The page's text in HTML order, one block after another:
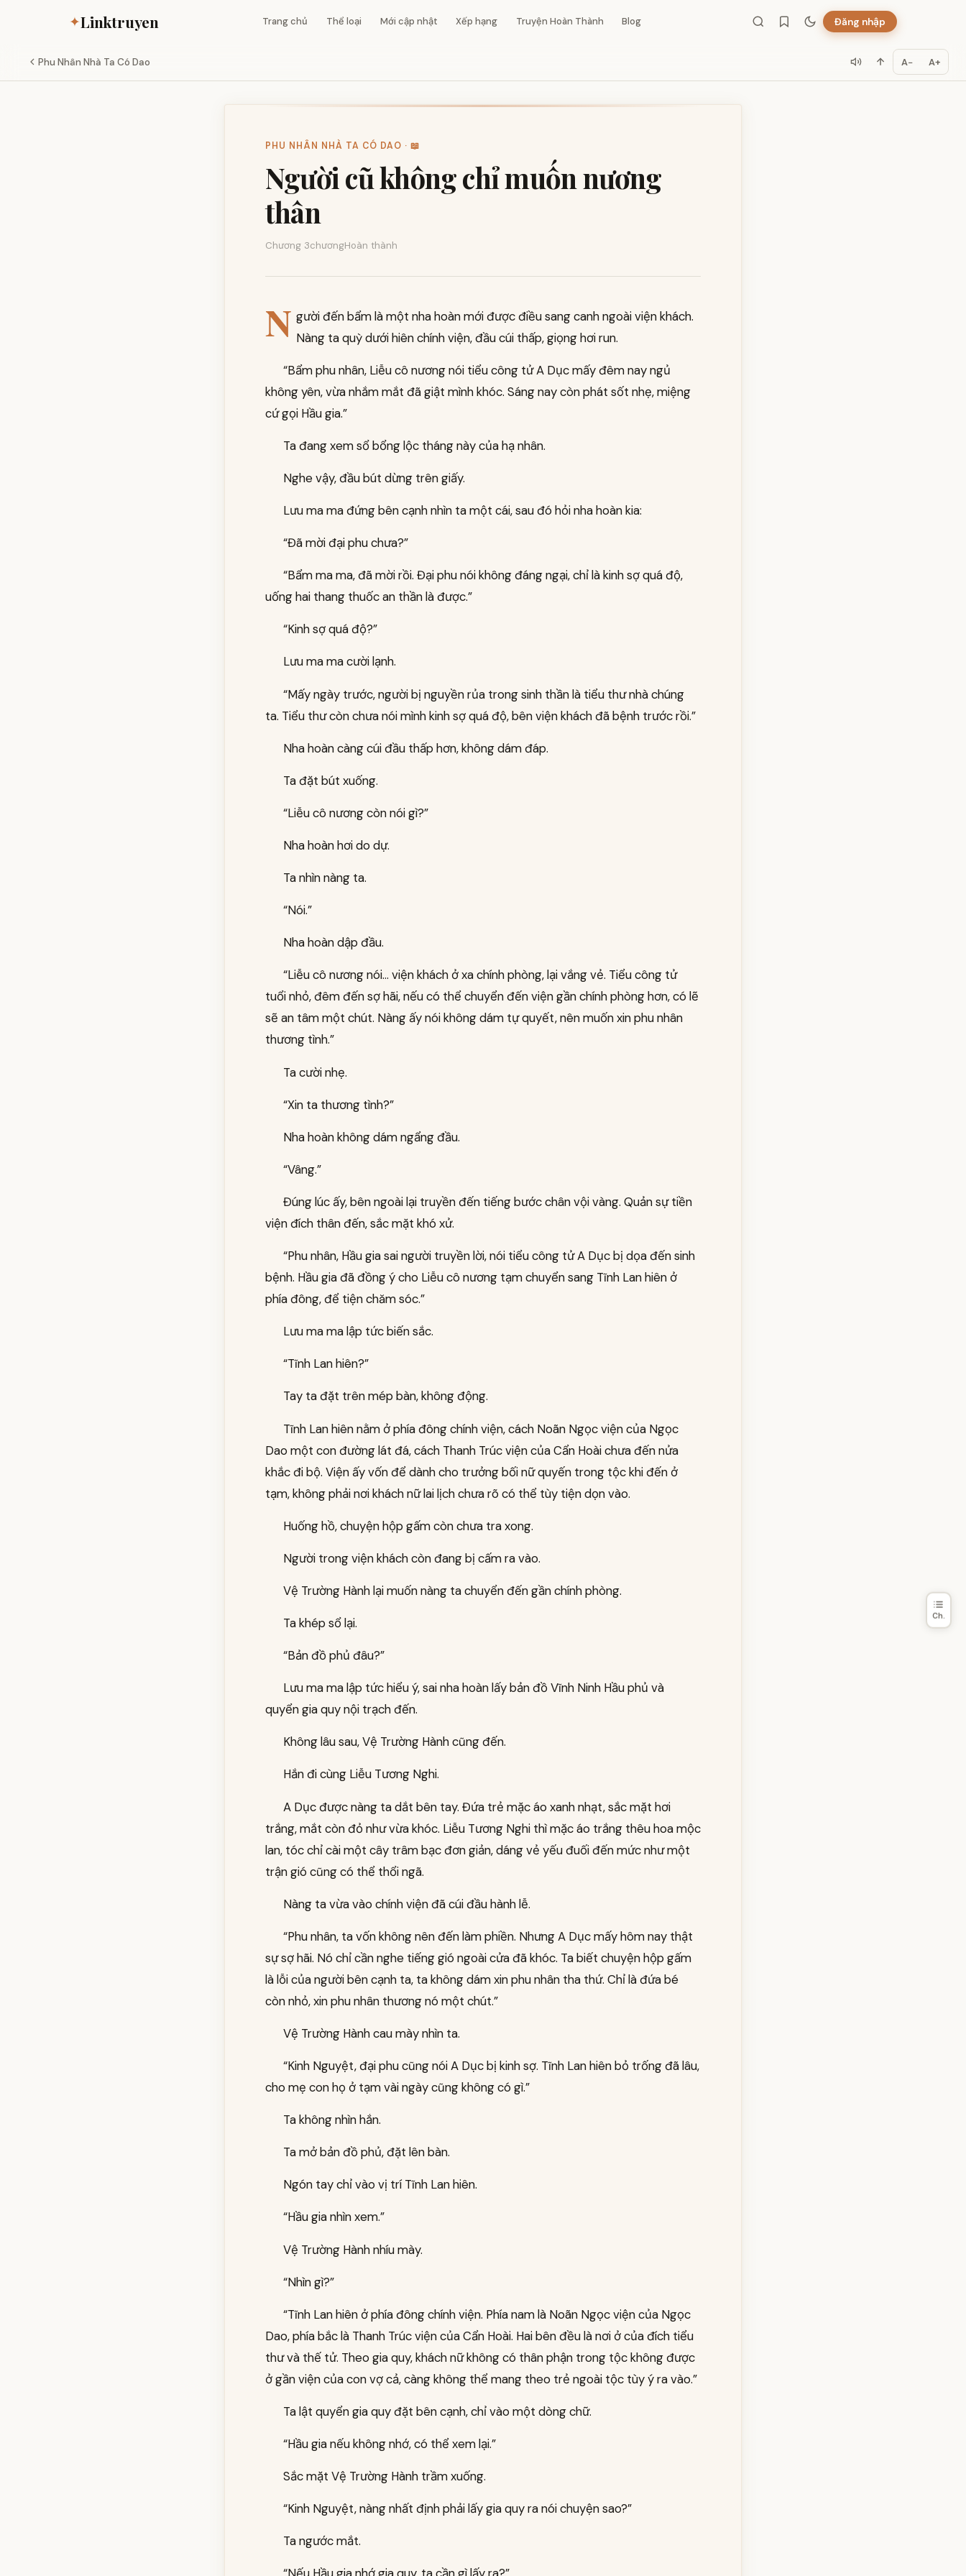
✦Linktruyen Trang chủ Thể loại Mới cập nhật Xếp hạng Truyện Hoàn Thành Blog Đăng nhập
Ch.
Phu Nhân Nhà Ta Có Dao A− A+
PHU NHÂN NHÀ TA CÓ DAO · 📖
Người cũ không chỉ muốn nương
thân
Chương 3chươngHoàn thành
N gười đến bẩm là một nha hoàn mới được điều sang canh ngoài viện khách.
Nàng ta quỳ dưới hiên chính viện, đầu cúi thấp, giọng hơi run.
“Bẩm phu nhân, Liễu cô nương nói tiểu công tử A Dục mấy đêm nay ngủ
không yên, vừa nhắm mắt đã giật mình khóc. Sáng nay còn phát sốt nhẹ, miệng
cứ gọi Hầu gia.”
Ta đang xem sổ bổng lộc tháng này của hạ nhân.
Nghe vậy, đầu bút dừng trên giấy.
Lưu ma ma đứng bên cạnh nhìn ta một cái, sau đó hỏi nha hoàn kia:
“Đã mời đại phu chưa?”
“Bẩm ma ma, đã mời rồi. Đại phu nói không đáng ngại, chỉ là kinh sợ quá độ,
uống hai thang thuốc an thần là được.”
“Kinh sợ quá độ?”
Lưu ma ma cười lạnh.
“Mấy ngày trước, người bị nguyền rủa trong sinh thần là tiểu thư nhà chúng
ta. Tiểu thư còn chưa nói mình kinh sợ quá độ, bên viện khách đã bệnh trước rồi.”
Nha hoàn càng cúi đầu thấp hơn, không dám đáp.
Ta đặt bút xuống.
“Liễu cô nương còn nói gì?”
Nha hoàn hơi do dự.
Ta nhìn nàng ta.
“Nói.”
Nha hoàn dập đầu.
“Liễu cô nương nói… viện khách ở xa chính phòng, lại vắng vẻ. Tiểu công tử
tuổi nhỏ, đêm đến sợ hãi, nếu có thể chuyển đến viện gần chính phòng hơn, có lẽ
sẽ an tâm một chút. Nàng ấy nói không dám tự quyết, nên muốn xin phu nhân
thương tình.”
Ta cười nhẹ.
“Xin ta thương tình?”
Nha hoàn không dám ngẩng đầu.
“Vâng.”
Đúng lúc ấy, bên ngoài lại truyền đến tiếng bước chân vội vàng. Quản sự tiền
viện đích thân đến, sắc mặt khó xử.
“Phu nhân, Hầu gia sai người truyền lời, nói tiểu công tử A Dục bị dọa đến sinh
bệnh. Hầu gia đã đồng ý cho Liễu cô nương tạm chuyển sang Tĩnh Lan hiên ở
phía đông, để tiện chăm sóc.”
Lưu ma ma lập tức biến sắc.
“Tĩnh Lan hiên?”
Tay ta đặt trên mép bàn, không động.
Tĩnh Lan hiên nằm ở phía đông chính viện, cách Noãn Ngọc viện của Ngọc
Dao một con đường lát đá, cách Thanh Trúc viện của Cẩn Hoài chưa đến nửa
khắc đi bộ. Viện ấy vốn để dành cho trưởng bối nữ quyến trong tộc khi đến ở
tạm, không phải nơi khách nữ lai lịch chưa rõ có thể tùy tiện dọn vào.
Huống hồ, chuyện hộp gấm còn chưa tra xong.
Người trong viện khách còn đang bị cấm ra vào.
Vệ Trường Hành lại muốn nàng ta chuyển đến gần chính phòng.
Ta khép sổ lại.
“Bản đồ phủ đâu?”
Lưu ma ma lập tức hiểu ý, sai nha hoàn lấy bản đồ Vĩnh Ninh Hầu phủ và
quyển gia quy nội trạch đến.
Không lâu sau, Vệ Trường Hành cũng đến.
Hắn đi cùng Liễu Tương Nghi.
A Dục được nàng ta dắt bên tay. Đứa trẻ mặc áo xanh nhạt, sắc mặt hơi
trắng, mắt còn đỏ như vừa khóc. Liễu Tương Nghi thì mặc áo trắng thêu hoa mộc
lan, tóc chỉ cài một cây trâm bạc đơn giản, dáng vẻ yếu đuối đến mức như một
trận gió cũng có thể thổi ngã.
Nàng ta vừa vào chính viện đã cúi đầu hành lễ.
“Phu nhân, ta vốn không nên đến làm phiền. Nhưng A Dục mấy hôm nay thật
sự sợ hãi. Nó chỉ cần nghe tiếng gió ngoài cửa đã khóc. Ta biết chuyện hộp gấm
là lỗi của người bên cạnh ta, ta không dám xin phu nhân tha thứ. Chỉ là đứa bé
còn nhỏ, xin phu nhân thương nó một chút.”
Vệ Trường Hành cau mày nhìn ta.
“Kinh Nguyệt, đại phu cũng nói A Dục bị kinh sợ. Tĩnh Lan hiên bỏ trống đã lâu,
cho mẹ con họ ở tạm vài ngày cũng không có gì.”
Ta không nhìn hắn.
Ta mở bản đồ phủ, đặt lên bàn.
Ngón tay chỉ vào vị trí Tĩnh Lan hiên.
“Hầu gia nhìn xem.”
Vệ Trường Hành nhíu mày.
“Nhìn gì?”
“Tĩnh Lan hiên ở phía đông chính viện. Phía nam là Noãn Ngọc viện của Ngọc
Dao, phía bắc là Thanh Trúc viện của Cẩn Hoài. Hai bên đều là nơi ở của đích tiểu
thư và thế tử. Theo gia quy, khách nữ không có thân phận trong tộc không được
ở gần viện của con vợ cả, càng không thể mang theo trẻ ngoài tộc tùy ý ra vào.”
Ta lật quyển gia quy đặt bên cạnh, chỉ vào một dòng chữ.
“Hầu gia nếu không nhớ, có thể xem lại.”
Sắc mặt Vệ Trường Hành trầm xuống.
“Kinh Nguyệt, nàng nhất định phải lấy gia quy ra nói chuyện sao?”
Ta ngước mắt.